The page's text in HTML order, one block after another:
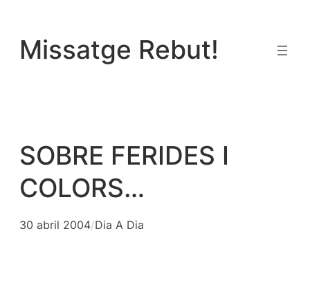
contingut
Missatge Rebut!
SOBRE FERIDES I
COLORS…
30 abril 2004/Dia A Dia